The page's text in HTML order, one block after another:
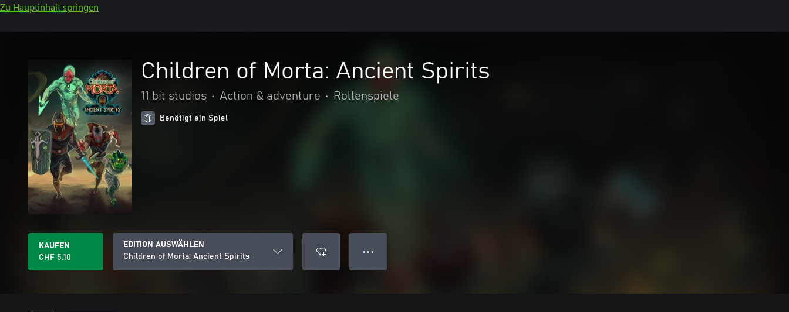
Zu Hauptinhalt springen
Children of Morta: Ancient Spirits
11 bit studios • Action & adventure • Rollenspiele
Benötigt ein Spiel
KAUFEN
CHF 5.10
EDITION AUSWÄHLEN
Children of Morta: Ancient Spirits
● ● ●